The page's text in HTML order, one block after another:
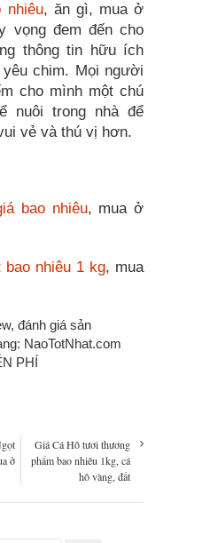
nhiêu, ăn gì, mua ở
vọng đem đến cho
thông tin hữu ích
chim. Mọi người
cho mình một chú
nuôi trong nhà để
vẻ và thú vị hơn.
bao nhiêu, mua ở
nhiêu 1 kg, mua
đánh giá sản
NaoTotNhat.com
PHÍ
ở
Giá Cá Hô tươi thương
phẩm bao nhiêu 1kg, cá
hô vàng, đất